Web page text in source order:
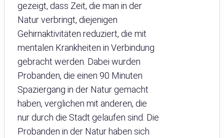
gezeigt, dass Zeit, die man in der
Natur verbringt, diejenigen
Gehirnaktivitäten reduziert, die mit
mentalen Krankheiten in Verbindung
gebracht werden. Dabei wurden
Probanden, die einen 90 Minuten
Spaziergang in der Natur gemacht
haben, verglichen mit anderen, die
nur durch die Stadt gelaufen sind. Die
Probanden in der Natur haben sich